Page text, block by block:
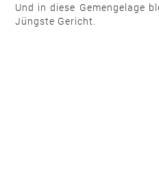
Und in diese Gemengelage
Jüngste Gericht.